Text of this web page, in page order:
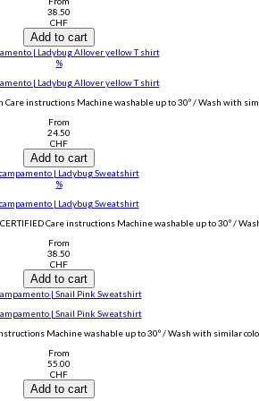
38.50
CHF
Add to cart
| Ladybug Allover yellow T shirt
%
| Ladybug Allover yellow T shirt
instructions Machine washable up to 30º / Wash with
From
24.50
CHF
Add to cart
campamento | Ladybug Sweatshirt
%
campamento | Ladybug Sweatshirt
Care instructions Machine washable up to 30º /
From
38.50
CHF
Add to cart
| Snail Pink Sweatshirt
| Snail Pink Sweatshirt
Machine washable up to 30º / Wash with similar
From
55.00
CHF
Add to cart